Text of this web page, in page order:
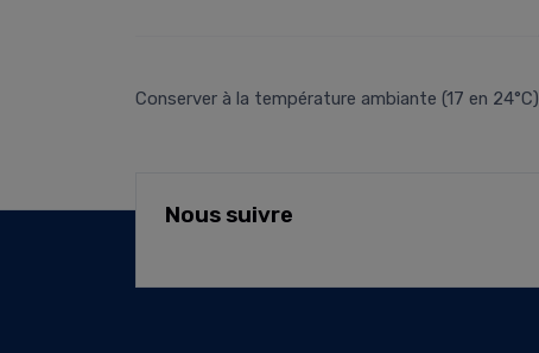
Conserver à la température ambiante (17 en 24°C)
Nous suivre